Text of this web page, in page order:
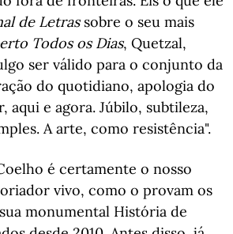
de Letrassobre o seu mais
Todos os Dias, Quetzal,
ser válido para o conjunto da
do quotidiano, apologia do
aqui e agora. Júbilo, subtileza,
A arte, como resistência".
é certamente o nosso
vivo, como o provam os
monumental História de